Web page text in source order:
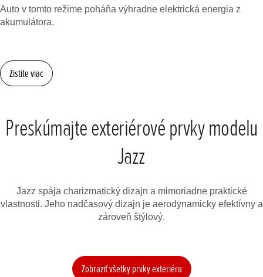
Auto v tomto režime poháňa výhradne elektrická energia z
akumulátora.
Zistite viac
Preskúmajte exteriérové prvky modelu
Jazz
Jazz spája charizmatický dizajn a mimoriadne praktické
vlastnosti. Jeho nadčasový dizajn je aerodynamicky efektívny a
zároveň štýlový.
Zobraziť všetky prvky exteriéru